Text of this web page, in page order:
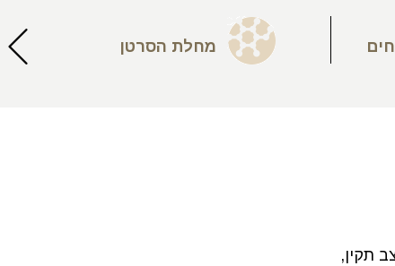
מחלת הסרטן
במצב תקין,